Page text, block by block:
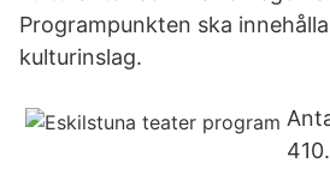
Programpunkten ska
kulturinslag.